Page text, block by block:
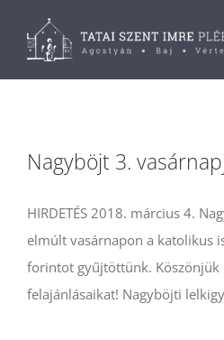
Nagyböjt 3.
HIRDETÉS 2018. március 4.
elmúlt vasárnapon a katolikus
forintot gyűjtöttünk. Köszönjük
felajánlásaikat! Nagyböjti